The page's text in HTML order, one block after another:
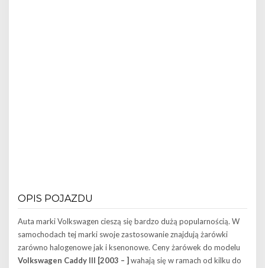
OPIS POJAZDU
Auta marki Volkswagen cieszą się bardzo dużą popularnością. W
samochodach tej marki swoje zastosowanie znajdują żarówki
zarówno halogenowe jak i ksenonowe. Ceny żarówek do modelu
Volkswagen Caddy III [2003 – ] wahają się w ramach od kilku do